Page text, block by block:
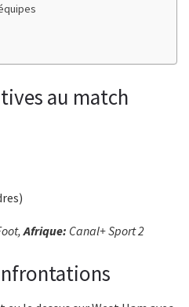
au match
Afrique: Canal+ Sport 2